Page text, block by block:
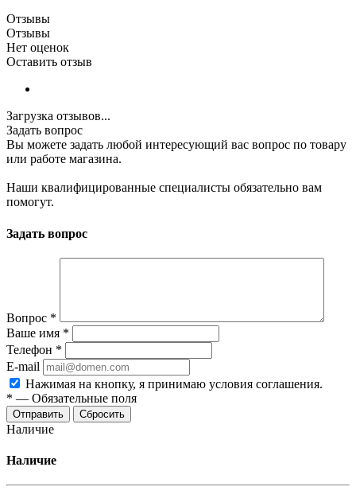
Отзывы
Отзывы
Нет оценок
Оставить отзыв
Загрузка отзывов...
Задать вопрос
Вы можете задать любой интересующий вас вопрос по товару
или работе магазина.
Наши квалифицированные специалисты обязательно вам
помогут.
Задать вопрос
Вопрос *
Ваше имя *
Телефон *
E-mail
Нажимая на кнопку, я принимаю условия соглашения.
* — Обязательные поля
Отправить Сбросить
Наличие
Наличие